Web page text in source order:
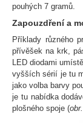
pouhých 7 gramů.
Zapouzdření a
Příklady různého
přívěšek na krk,
LED diodami
vyšších sérií je tu
jako volba barvy
je tu nabídka
plošného spoje (